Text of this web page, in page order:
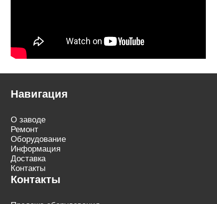
Навигация
О заводе
Ремонт
Оборудование
Информация
Доставка
Контакты
Контакты